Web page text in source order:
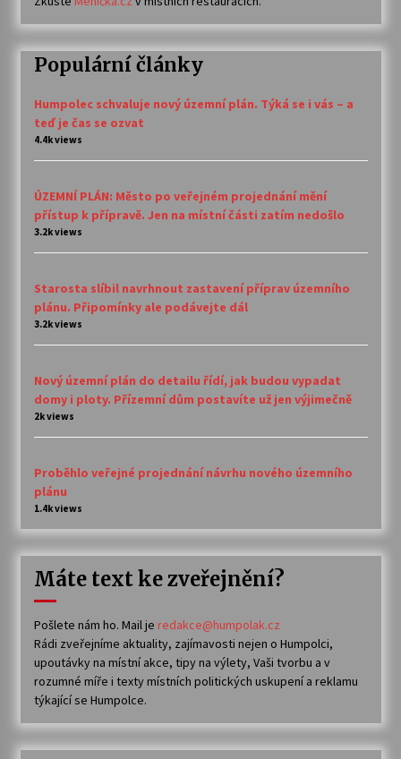
Populární články
Humpolec schvaluje nový územní plán. Týká se i vás – a
teď je čas se ozvat
4.4k views
ÚZEMNÍ PLÁN: Město po veřejném projednání mění
přístup k přípravě. Jen na místní části zatím nedošlo
3.2k views
Starosta slíbil navrhnout zastavení příprav územního
plánu. Připomínky ale podávejte dál
3.2k views
Nový územní plán do detailu řídí, jak budou vypadat
domy i ploty. Přízemní dům postavíte už jen výjimečně
2k views
Proběhlo veřejné projednání návrhu nového územního
plánu
1.4k views
Máte text ke zveřejnění?
Pošlete nám ho. Mail je redakce@humpolak.cz
Rádi zveřejníme aktuality, zajímavosti nejen o Humpolci,
upoutávky na místní akce, tipy na výlety, Vaši tvorbu a v
rozumné míře i texty místních politických uskupení a reklamu
týkající se Humpolce.